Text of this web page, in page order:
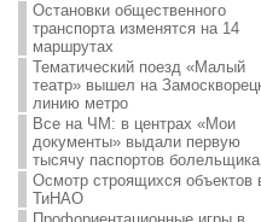
Остановки общественного
транспорта изменятся на 14
маршрутах
Тематический поезд «Малый
театр» вышел на
линию метро
Все на ЧМ: в центрах «Мои
документы» выдали первую
тысячу паспортов болельщика
Осмотр строящихся объектов
ТиНАО